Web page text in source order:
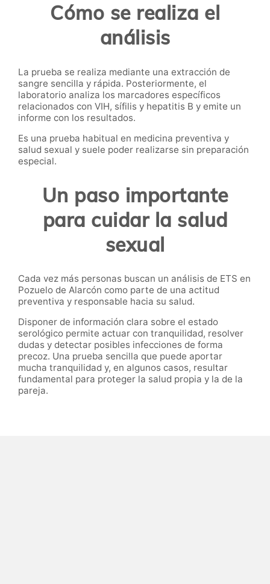
Cómo se realiza el
análisis
La prueba se realiza mediante una extracción de
sangre sencilla y rápida. Posteriormente, el
laboratorio analiza los marcadores específicos
relacionados con VIH, sífilis y hepatitis B y emite un
informe con los resultados.
Es una prueba habitual en medicina preventiva y
salud sexual y suele poder realizarse sin preparación
especial.
Un paso importante
para cuidar la salud
sexual
Cada vez más personas buscan un análisis de ETS en
Pozuelo de Alarcón como parte de una actitud
preventiva y responsable hacia su salud.
Disponer de información clara sobre el estado
serológico permite actuar con tranquilidad, resolver
dudas y detectar posibles infecciones de forma
precoz. Una prueba sencilla que puede aportar
mucha tranquilidad y, en algunos casos, resultar
fundamental para proteger la salud propia y la de la
pareja.